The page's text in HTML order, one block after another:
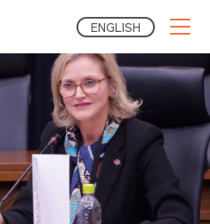
ENGLISH